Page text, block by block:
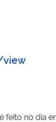
view
no dia